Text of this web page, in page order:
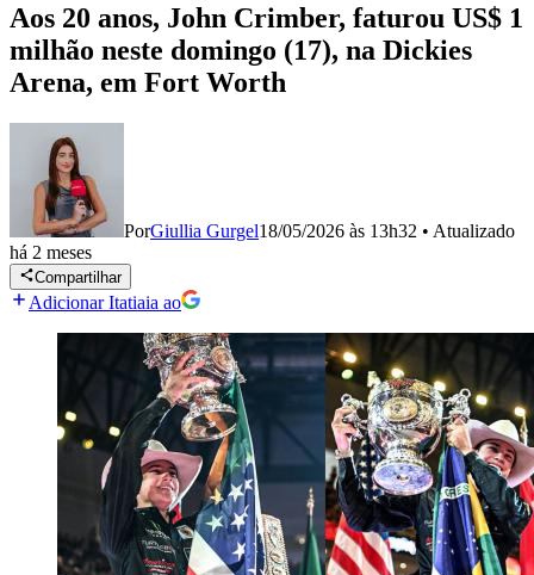
Aos 20 anos, John Crimber, faturou US$ 1
milhão neste domingo (17), na Dickies
Arena, em Fort Worth
PorGiullia Gurgel18/05/2026 às 13h32 • Atualizado
há 2 meses
Compartilhar
Adicionar Itatiaia ao